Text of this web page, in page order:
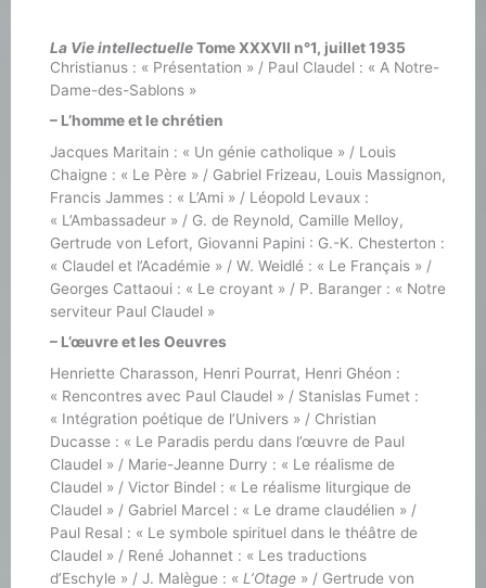
La Vie intellectuelleTome XXXVII n°1, juillet 1935
Christianus : « Présentation » / Paul Claudel : « A Notre-
Dame-des-Sablons »
– L’homme et le chrétien
Jacques Maritain : « Un génie catholique » / Louis
Chaigne : « Le Père » / Gabriel Frizeau, Louis Massignon,
Francis Jammes : « L’Ami » / Léopold Levaux :
« L’Ambassadeur » / G. de Reynold, Camille Melloy,
Gertrude von Lefort, Giovanni Papini : G.-K. Chesterton :
« Claudel et l’Académie » / W. Weidlé : « Le Français » /
Georges Cattaoui : « Le croyant » / P. Baranger : « Notre
serviteur Paul Claudel »
– L’œuvre et les Oeuvres
Henriette Charasson, Henri Pourrat, Henri Ghéon :
« Rencontres avec Paul Claudel » / Stanislas Fumet :
« Intégration poétique de l’Univers » / Christian
Ducasse : « Le Paradis perdu dans l’œuvre de Paul
Claudel » / Marie-Jeanne Durry : « Le réalisme de
Claudel » / Victor Bindel : « Le réalisme liturgique de
Claudel » / Gabriel Marcel : « Le drame claudélien » /
Paul Resal : « Le symbole spirituel dans le théâtre de
Claudel » / René Johannet : « Les traductions
d’Eschyle » / J. Malègue : « L’Otage » / Gertrude von